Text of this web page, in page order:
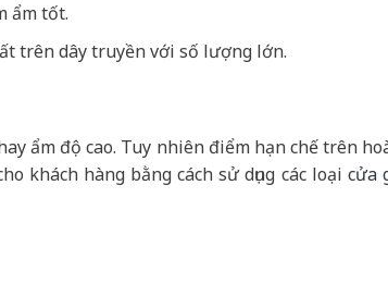
ẩm tốt.
trên dây truyền với số lượng lớn.
ẩm độ cao. Tuy nhiên điểm hạn chế trên
khách hàng bằng cách sử dụng các loại cửa